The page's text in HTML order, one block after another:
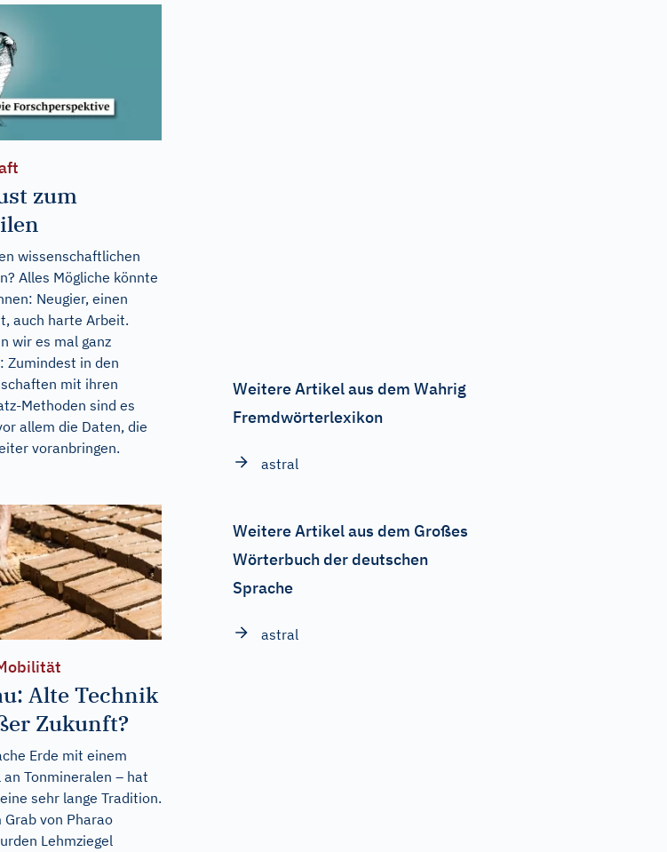
zum
wissenschaftlichen
Alles Mögliche könnte
Neugier, einen
auch harte Arbeit.
wir es mal ganz
Zumindest in den
mit ihren
Methoden sind es
allem die Daten, die
voranbringen.
Alte Technik
Zukunft?
Erde mit einem
Tonmineralen – hat
sehr lange Tradition.
Grab von Pharao
Lehmziegel
Weitere Artikel aus dem Wahrig
Fremdwörterlexikon
astral
Weitere Artikel aus dem Großes
Wörterbuch der deutschen
Sprache
astral